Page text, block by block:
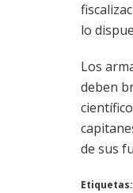
lo
Los
deben
de sus
Etiquetas: